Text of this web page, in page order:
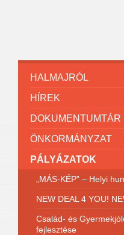
HALMAJRÓL
HÍREK
DOKUMENTUMTÁR
ÖNKORMÁNYZAT
PÁLYÁZATOK
„MÁS-KÉP” – Helyi
NEW DEAL 4 YOU!
Család- és
fejlesztése